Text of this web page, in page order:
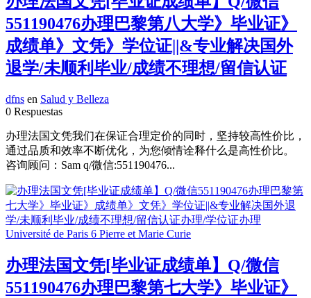
551190476办理巴黎第八大学》毕业证》
成绩单》文凭》学位证||&专业解决国外
退学/未顺利毕业/成绩不理想/留信认证
dfns en Salud y Belleza
0 Respuestas
办理法国文凭我们在保证合理定价的同时，坚持较高性价比，
通过品质和效率不断优化，为您倾情诠释什么是高性价比。
咨询顾问：Sam q/微信:551190476...
办理法国文凭[毕业证成绩单】Q/微信
551190476办理巴黎第七大学》毕业证》